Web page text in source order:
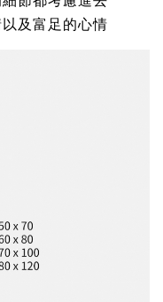
及富足的心情